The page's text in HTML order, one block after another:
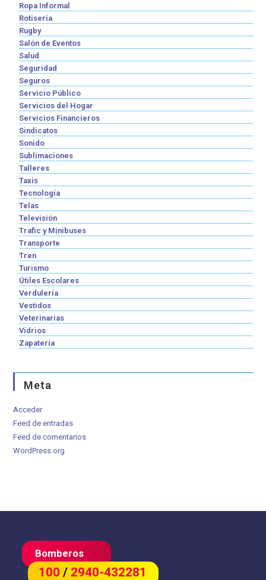
Ropa Informal
Rotisería
Rugby
Salón de Eventos
Salud
Seguridad
Seguros
Servicio Público
Servicios del Hogar
Servicios Financieros
Sindicatos
Sonido
Sublimaciones
Talleres
Taxis
Tecnología
Telas
Televisión
Trafic y Minibuses
Transporte
Tren
Turismo
Útiles Escolares
Verdulería
Vestidos
Veterinarias
Vidrios
Zapatería
Meta
Acceder
Feed de entradas
Feed de comentarios
WordPress.org
Bomberos
100/ 2940-432281